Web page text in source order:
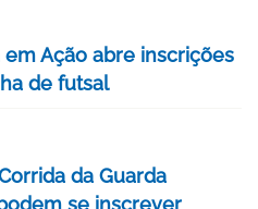
Ação abre inscrições
de futsal
da Guarda